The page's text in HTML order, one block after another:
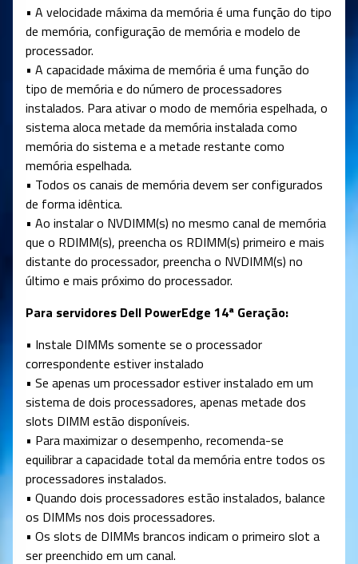
• A velocidade máxima da memória é uma função do tipo
de memória, configuração de memória e modelo de
processador.
• A capacidade máxima de memória é uma função do
tipo de memória e do número de processadores
instalados. Para ativar o modo de memória espelhada, o
sistema aloca metade da memória instalada como
memória do sistema e a metade restante como
memória espelhada.
• Todos os canais de memória devem ser configurados
de forma idêntica.
• Ao instalar o NVDIMM(s) no mesmo canal de memória
que o RDIMM(s), preencha os RDIMM(s) primeiro e mais
distante do processador, preencha o NVDIMM(s) no
último e mais próximo do processador.
Para servidores Dell PowerEdge 14ª Geração:
• Instale DIMMs somente se o processador
correspondente estiver instalado
• Se apenas um processador estiver instalado em um
sistema de dois processadores, apenas metade dos
slots DIMM estão disponíveis.
• Para maximizar o desempenho, recomenda-se
equilibrar a capacidade total da memória entre todos os
processadores instalados.
• Quando dois processadores estão instalados, balance
os DIMMs nos dois processadores.
• Os slots de DIMMs brancos indicam o primeiro slot a
ser preenchido em um canal.